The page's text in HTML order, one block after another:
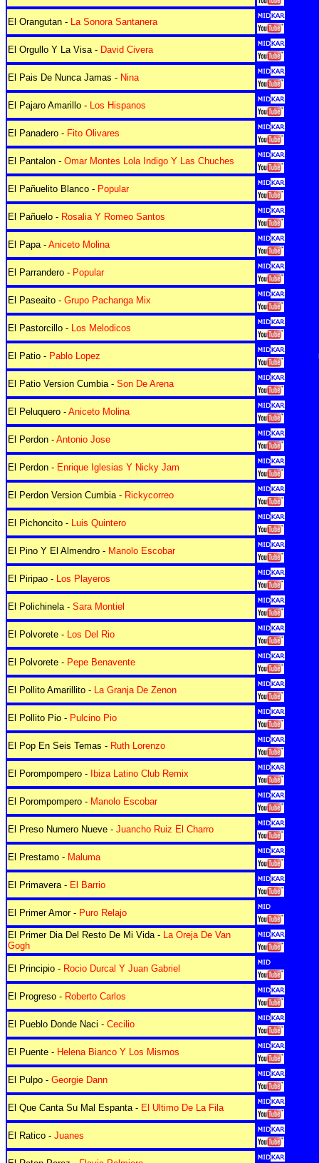
El Orangutan - La Sonora Santanera
El Orgullo Y La Visa - David Civera
El Pais De Nunca Jamas - Nina
El Pajaro Amarillo - Los Hispanos
El Panadero - Fito Olivares
El Pantalon - Omar Montes Lola Indigo Y Las Chuches
El Pañuelito Blanco - Popular
El Pañuelo - Rosalia Y Romeo Santos
El Papa - Aniceto Molina
El Parrandero - Popular
El Paseaito - Grupo Pachanga Mix
El Pastorcillo - Los Melodicos
El Patio - Pablo Lopez
El Patio Version Cumbia - Son De Arena
El Peluquero - Aniceto Molina
El Perdon - Antonio Jose
El Perdon - Enrique Iglesias Y Nicky Jam
El Perdon Version Cumbia - Rickycorreo
El Pichoncito - Luis Quintero
El Pino Y El Almendro - Manolo Escobar
El Piripao - Los Playeros
El Polichinela - Sara Montiel
El Polvorete - Los Del Rio
El Polvorete - Pepe Benavente
El Pollito Amarillito - La Granja De Zenon
El Pollito Pio - Pulcino Pio
El Pop En Seis Temas - Ruth Lorenzo
El Porompompero - Ibiza Latino Club Remix
El Porompompero - Manolo Escobar
El Preso Numero Nueve - Juancho Ruiz El Charro
El Prestamo - Maluma
El Primavera - El Barrio
El Primer Amor - Puro Relajo
El Primer Dia Del Resto De Mi Vida - La Oreja De Van
Gogh
El Principio - Rocio Durcal Y Juan Gabriel
El Progreso - Roberto Carlos
El Pueblo Donde Naci - Cecilio
El Puente - Helena Bianco Y Los Mismos
El Pulpo - Georgie Dann
El Que Canta Su Mal Espanta - El Ultimo De La Fila
El Ratico - Juanes